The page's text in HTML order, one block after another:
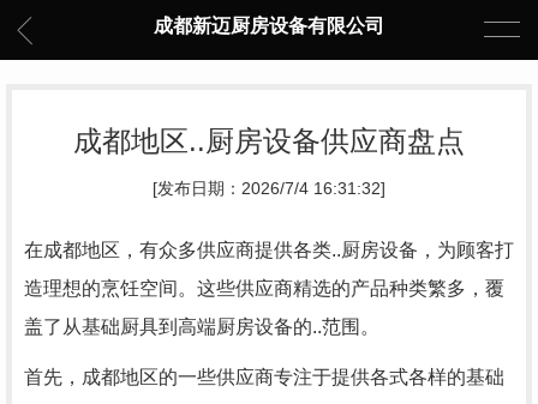
成都新迈厨房设备有限公司
成都地区..厨房设备供应商盘点
[发布日期：2026/7/4 16:31:32]
在成都地区，有众多供应商提供各类..厨房设备，为顾客打
造理想的烹饪空间。这些供应商精选的产品种类繁多，覆
盖了从基础厨具到高端厨房设备的..范围。
首先，成都地区的一些供应商专注于提供各式各样的基础